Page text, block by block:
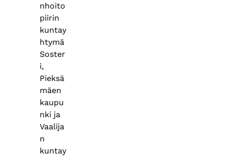
nhoito
piirin
kuntay
htymä
Soster
i,
Pieksä
mäen
kaupu
nki ja
Vaalija
n
kuntay